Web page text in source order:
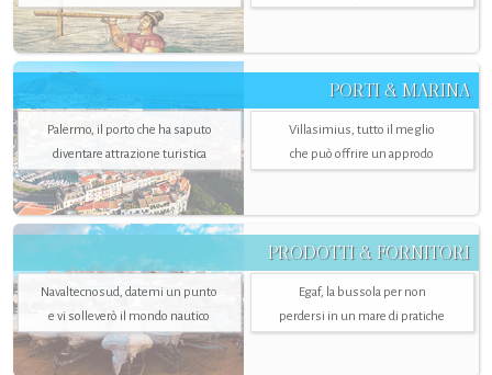
PORTI & MARINA
Palermo, il porto che ha saputo
diventare attrazione turistica
Villasimius, tutto il meglio
che può offrire un approdo
PRODOTTI & FORNITORI
Navaltecnosud, datemi un punto
e vi solleverò il mondo nautico
Egaf, la bussola per non
perdersi in un mare di pratiche